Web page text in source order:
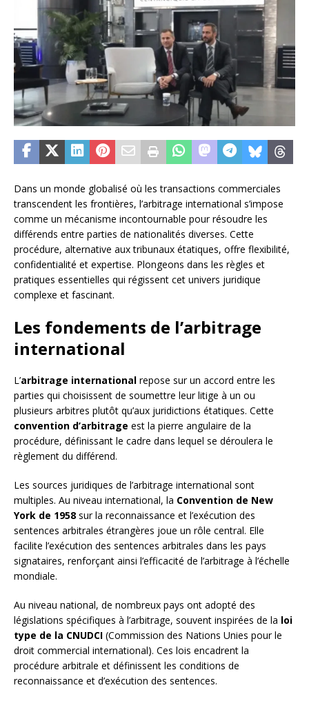
Dans un monde globalisé où les transactions commerciales
transcendent les frontières, l’arbitrage international s’impose
comme un mécanisme incontournable pour résoudre les
différends entre parties de nationalités diverses. Cette
procédure, alternative aux tribunaux étatiques, offre flexibilité,
confidentialité et expertise. Plongeons dans les règles et
pratiques essentielles qui régissent cet univers juridique
complexe et fascinant.
Les fondements de l’arbitrage
international
L’arbitrage international repose sur un accord entre les
parties qui choisissent de soumettre leur litige à un ou
plusieurs arbitres plutôt qu’aux juridictions étatiques. Cette
convention d’arbitrage est la pierre angulaire de la
procédure, définissant le cadre dans lequel se déroulera le
règlement du différend.
Les sources juridiques de l’arbitrage international sont
multiples. Au niveau international, la Convention de New
York de 1958 sur la reconnaissance et l’exécution des
sentences arbitrales étrangères joue un rôle central. Elle
facilite l’exécution des sentences arbitrales dans les pays
signataires, renforçant ainsi l’efficacité de l’arbitrage à l’échelle
mondiale.
Au niveau national, de nombreux pays ont adopté des
législations spécifiques à l’arbitrage, souvent inspirées de la loi
type de la CNUDCI (Commission des Nations Unies pour le
droit commercial international). Ces lois encadrent la
procédure arbitrale et définissent les conditions de
reconnaissance et d’exécution des sentences.